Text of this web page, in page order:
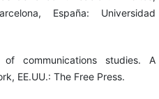
España: Universidad
communications studies. A
EE.UU.: The Free Press.